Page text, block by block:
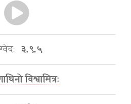
३.९.५
विश्वामित्रः